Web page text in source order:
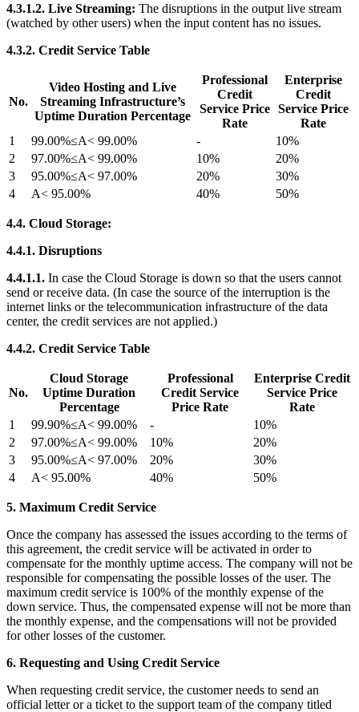
4.3.1.2. Live Streaming: The disruptions in the output live stream
(watched by other users) when the input content has no issues.
4.3.2. Credit Service Table
No.
Video Hosting and Live
Streaming Infrastructure’s
Uptime Duration Percentage
Professional
Credit
Service Price
Rate
Enterprise
Credit
Service Price
Rate
1
99.00%≤A< 99.00% -
10%
2
97.00%≤A< 99.00% 10%
20%
3
95.00%≤A< 97.00% 20%
30%
4
A< 95.00% 40% 50%
4.4. Cloud Storage:
4.4.1. Disruptions
4.4.1.1. In case the Cloud Storage is down so that the users cannot
send or receive data. (In case the source of the interruption is the
internet links or the telecommunication infrastructure of the data
center, the credit services are not applied.)
4.4.2. Credit Service Table
No.
Cloud Storage
Uptime Duration
Percentage
Professional
Credit Service
Price Rate
Enterprise Credit
Service Price
Rate
1
99.90%≤A< 99.00% -
10%
2
97.00%≤A< 99.00% 10%
20%
3
95.00%≤A< 97.00% 20%
30%
4
A< 95.00% 40% 50%
5. Maximum Credit Service
Once the company has assessed the issues according to the terms of
this agreement, the credit service will be activated in order to
compensate for the monthly uptime access. The company will not be
responsible for compensating the possible losses of the user. The
maximum credit service is 100% of the monthly expense of the
down service. Thus, the compensated expense will not be more than
the monthly expense, and the compensations will not be provided
for other losses of the customer.
6. Requesting and Using Credit Service
When requesting credit service, the customer needs to send an
official letter or a ticket to the support team of the company titled